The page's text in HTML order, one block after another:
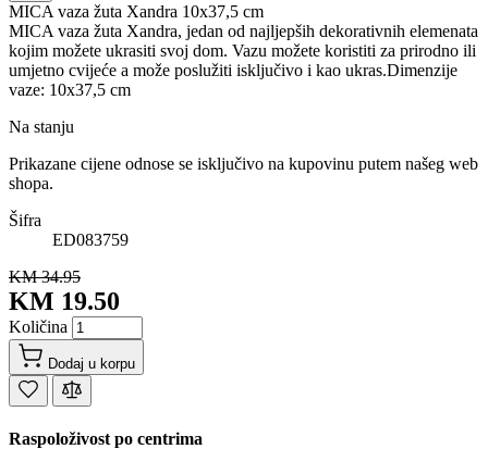
MICA vaza žuta Xandra 10x37,5 cm
MICA vaza žuta Xandra, jedan od najljepših dekorativnih elemenata
kojim možete ukrasiti svoj dom. Vazu možete koristiti za prirodno ili
umjetno cvijeće a može poslužiti isključivo i kao ukras.Dimenzije
vaze: 10x37,5 cm
Na stanju
Prikazane cijene odnose se isključivo na kupovinu putem našeg web
shopa.
Šifra
ED083759
KM 34.95
KM 19.50
Količina
Dodaj u korpu
Raspoloživost po centrima